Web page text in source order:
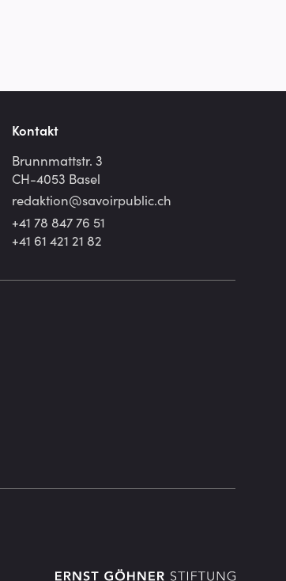
Kontakt
Brunnmattstr. 3
CH-4053 Basel
redaktion@savoirpublic.ch
+41 78 847 76 51
+41 61 421 21 82